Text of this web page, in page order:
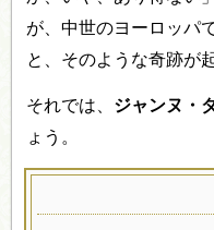
が、中世のヨーロッパ
と、そのような奇跡が
それでは、 ジャンヌ・
ょう。